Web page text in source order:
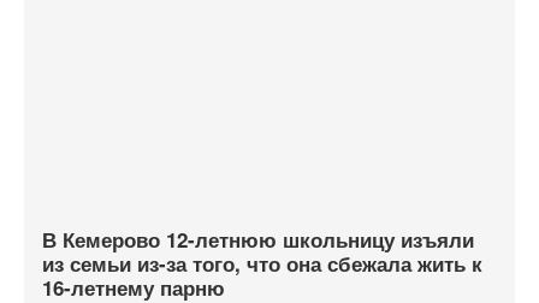
В Кемерово 12-летнюю школьницу изъяли
из семьи из-за того, что она сбежала жить к
16-летнему парню